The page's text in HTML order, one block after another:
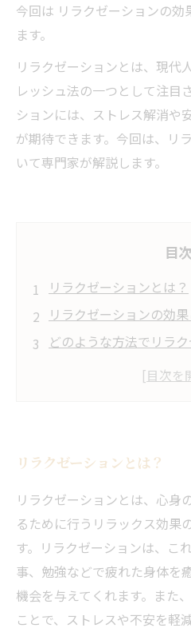
今回は リラクゼーションの
ます。
リラクゼーションとは、現代
レッシュ法の一つとして注目
ションには、ストレス解消や
が期待できます。今回は、リ
いて専門家が解説します。
目次
リラクゼーションとは？
リラクゼーションの効果
どのような方法でリラ
リラクゼーションによ
リラクゼーションとは？
リラクゼーションとは、心身
るために行うリラックス効果
す。リラクゼーションは、こ
事、勉強などで疲れた身体を
機会を与えてくれます。また
ことで、ストレスや不安を軽